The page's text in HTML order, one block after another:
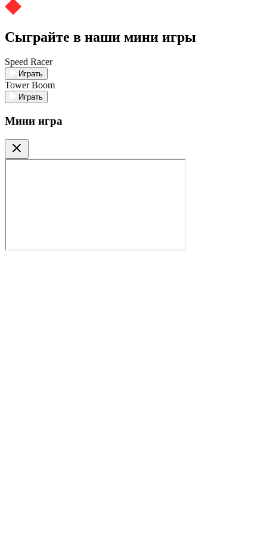
Сыграйте в наши мини игры
Speed Racer
Играть
Tower Boom
Играть
Мини игра